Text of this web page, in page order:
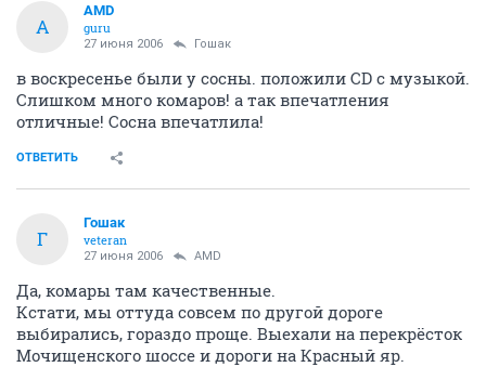
A
AMD
guru
27 июня 2006 Гошак
в воскресенье были у сосны. положили CD с музыкой.
Слишком много комаров! а так впечатления
отличные! Сосна впечатлила!
ОТВЕТИТЬ
Г
Гошак
veteran
27 июня 2006 AMD
Да, комары там качественные.
Кстати, мы оттуда совсем по другой дороге
выбирались, гораздо проще. Выехали на перекрёсток
Мочищенского шоссе и дороги на Красный яр.